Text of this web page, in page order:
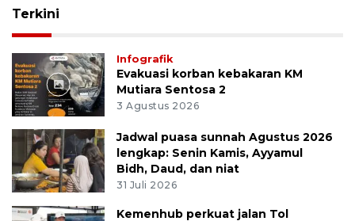
Terkini
Infografik
Evakuasi korban kebakaran KM
Mutiara Sentosa 2
3 Agustus 2026
Jadwal puasa sunnah Agustus 2026
lengkap: Senin Kamis, Ayyamul
Bidh, Daud, dan niat
31 Juli 2026
Kemenhub perkuat jalan Tol